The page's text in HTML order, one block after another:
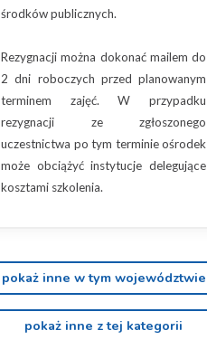
środków publicznych.
Rezygnacji można dokonać mailem do
2 dni roboczych przed planowanym
terminem zajęć. W przypadku
rezygnacji ze zgłoszonego
uczestnictwa po tym terminie ośrodek
może obciążyć instytucje delegujące
kosztami szkolenia.
pokaż inne w tym województwie
pokaż inne z tej kategorii